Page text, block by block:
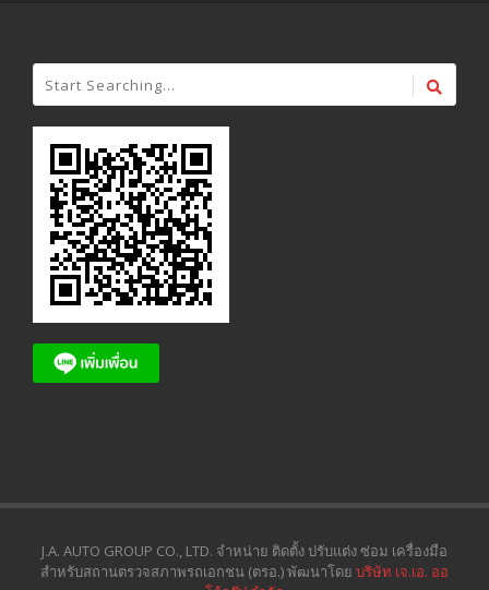
J.A. AUTO GROUP CO., LTD. จำหน่าย ติดตั้ง ปรับแต่ง ซ่อม เครื่องมือ
สำหรับสถานตรวจสภาพรถเอกชน (ตรอ.) พัฒนาโดย บริษัท เจ.เอ. ออ